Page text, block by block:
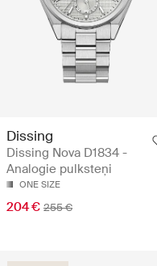
Dissing
Dissing Nova D1834 -
Analogie pulksteņi
ONE SIZE
204 € 255 €